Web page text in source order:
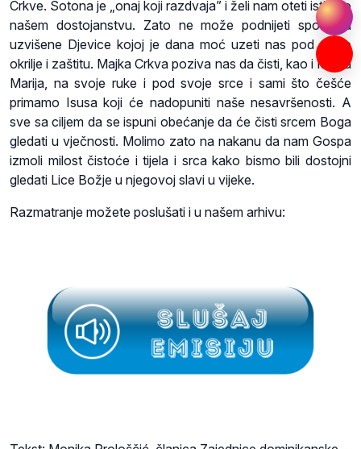
Crkve. Sotona je „onaj koji razdvaja” i želi nam oteti istinu o
našem dostojanstvu. Zato ne može podnijeti spoznaju
uzvišene Djevice kojoj je dana moć uzeti nas pod svoje
okrilje i zaštitu. Majka Crkva poziva nas da čisti, kao i Majka
Marija, na svoje ruke i pod svoje srce i sami što češće
primamo Isusa koji će nadopuniti naše nesavršenosti. A
sve sa ciljem da se ispuni obećanje da će čisti srcem Boga
gledati u vječnosti. Molimo zato na nakanu da nam Gospa
izmoli milost čistoće i tijela i srca kako bismo bili dostojni
gledati Lice Božje u njegovoj slavi u vijeke.
Razmatranje možete poslušati i u našem arhivu: